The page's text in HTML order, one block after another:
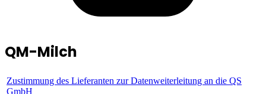
QM-Milch
Zustimmung des Lieferanten zur Datenweiterleitung an die QS
GmbH